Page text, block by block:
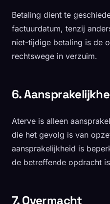
Betaling dient te
factuurdatum, tenzij
niet-tijdige betaling is de
rechtswege in verzuim.
6.
Aterve is alleen
die het gevolg is van
aansprakelijkheid is
de betreffende opdracht
7. Overmacht